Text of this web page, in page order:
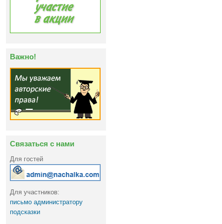
Важно!
Связаться с нами
Для гостей
Для участников:
письмо администратору
подсказки